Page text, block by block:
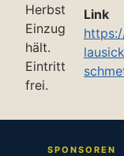
Herbst
Einzug
hält.
Eintritt
frei.
Link
SPONSOREN